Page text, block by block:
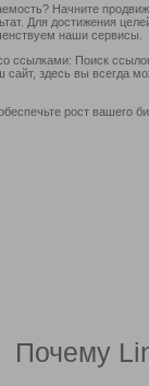
Начните
Для достижения
наши сервисы.
ссылками: Поиск
здесь вы всегда
рост вашего
Почему